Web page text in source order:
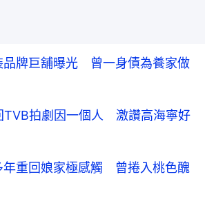
品牌巨舖曝光 曾一身債為養家做
TVB拍劇因一個人 激讚高海寧好
年重回娘家極感觸 曾捲入桃色醜